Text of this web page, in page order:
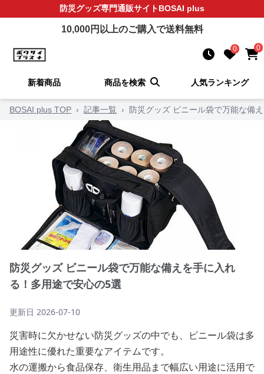
防災グッズ専門通販サイトBOSAI plus
10,000円以上のご購入で送料無料
0 0
新着商品 商品を検索 人気ランキング
BOSAI plus TOP › 記事一覧 › 防災グッズ ビニール袋で万能な備
防災グッズ ビニール袋で万能な備えを手に入れ
る！多用途で安心の5選
更新日 2026-07-10
災害時に欠かせない防災グッズの中でも、ビニール袋は多
用途性に優れた重要なアイテムです。
水の運搬から食品保存、衛生用品まで幅広い用途に活用で